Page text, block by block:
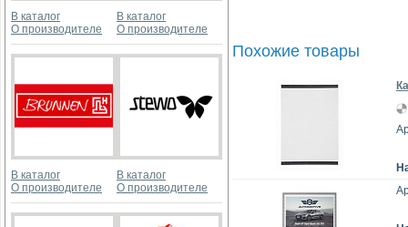
В каталог
О производителе
В каталог
О производителе
В каталог
О производителе
В каталог
О производителе
Похожие товары